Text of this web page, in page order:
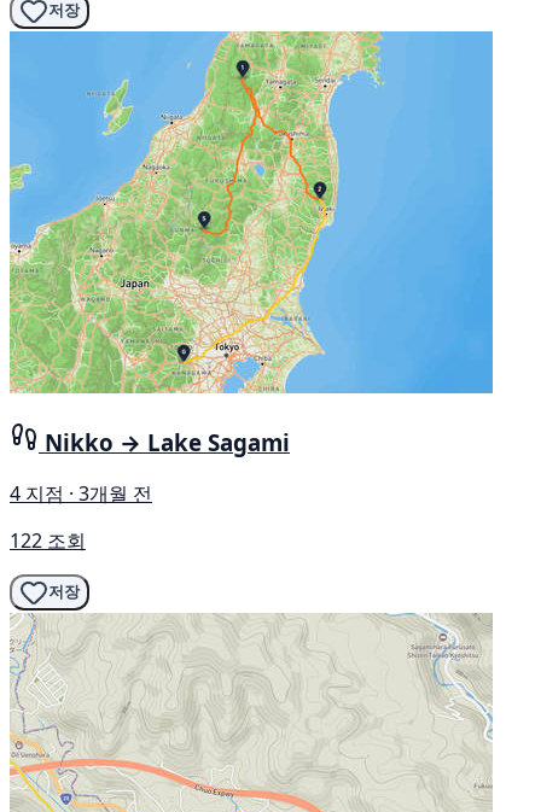
저장
Nikko → Lake Sagami
4 지점 · 3개월 전
122 조회
저장